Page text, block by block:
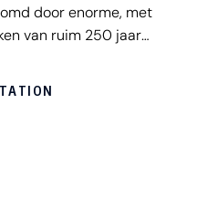
door enorme, met
van ruim 250 jaar